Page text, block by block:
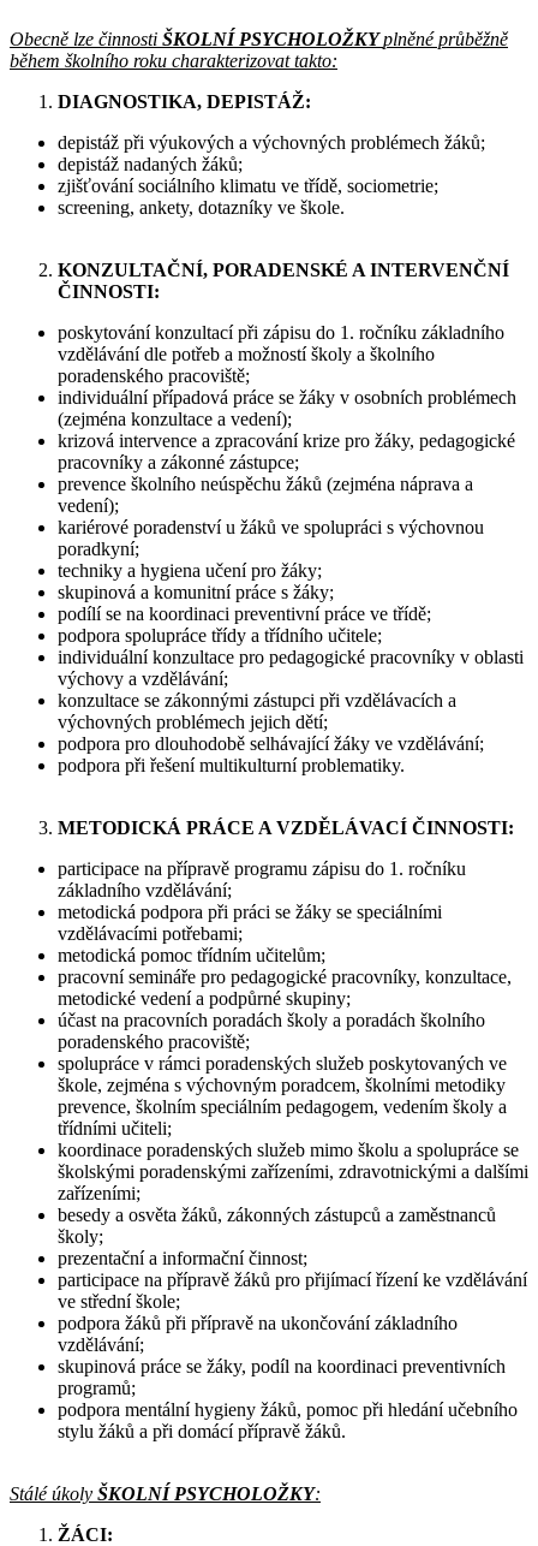
Obecně lze činnosti ŠKOLNÍ PSYCHOLOŽKYplněné průběžně
během školního roku charakterizovat takto:
DIAGNOSTIKA, DEPISTÁŽ:
depistáž při výukových a výchovných problémech žáků;
depistáž nadaných žáků;
zjišťování sociálního klimatu ve třídě, sociometrie;
screening, ankety, dotazníky ve škole.
KONZULTAČNÍ, PORADENSKÉ A INTERVENČNÍ
ČINNOSTI:
poskytování konzultací při zápisu do 1. ročníku základního
vzdělávání dle potřeb a možností školy a školního
poradenského pracoviště;
individuální případová práce se žáky v osobních problémech
(zejména konzultace a vedení);
krizová intervence a zpracování krize pro žáky, pedagogické
pracovníky a zákonné zástupce;
prevence školního neúspěchu žáků (zejména náprava a
vedení);
kariérové poradenství u žáků ve spolupráci s výchovnou
poradkyní;
techniky a hygiena učení pro žáky;
skupinová a komunitní práce s žáky;
podílí se na koordinaci preventivní práce ve třídě;
podpora spolupráce třídy a třídního učitele;
individuální konzultace pro pedagogické pracovníky v oblasti
výchovy a vzdělávání;
konzultace se zákonnými zástupci při vzdělávacích a
výchovných problémech jejich dětí;
podpora pro dlouhodobě selhávající žáky ve vzdělávání;
podpora při řešení multikulturní problematiky.
METODICKÁ PRÁCE A VZDĚLÁVACÍ ČINNOSTI:
participace na přípravě programu zápisu do 1. ročníku
základního vzdělávání;
metodická podpora při práci se žáky se speciálními
vzdělávacími potřebami;
metodická pomoc třídním učitelům;
pracovní semináře pro pedagogické pracovníky, konzultace,
metodické vedení a podpůrné skupiny;
účast na pracovních poradách školy a poradách školního
poradenského pracoviště;
spolupráce v rámci poradenských služeb poskytovaných ve
škole, zejména s výchovným poradcem, školními metodiky
prevence, školním speciálním pedagogem, vedením školy a
třídními učiteli;
koordinace poradenských služeb mimo školu a spolupráce se
školskými poradenskými zařízeními, zdravotnickými a dalšími
zařízeními;
besedy a osvěta žáků, zákonných zástupců a zaměstnanců
školy;
prezentační a informační činnost;
participace na přípravě žáků pro přijímací řízení ke vzdělávání
ve střední škole;
podpora žáků při přípravě na ukončování základního
vzdělávání;
skupinová práce se žáky, podíl na koordinaci preventivních
programů;
podpora mentální hygieny žáků, pomoc při hledání učebního
stylu žáků a při domácí přípravě žáků.
Stálé úkoly ŠKOLNÍ PSYCHOLOŽKY:
ŽÁCI: